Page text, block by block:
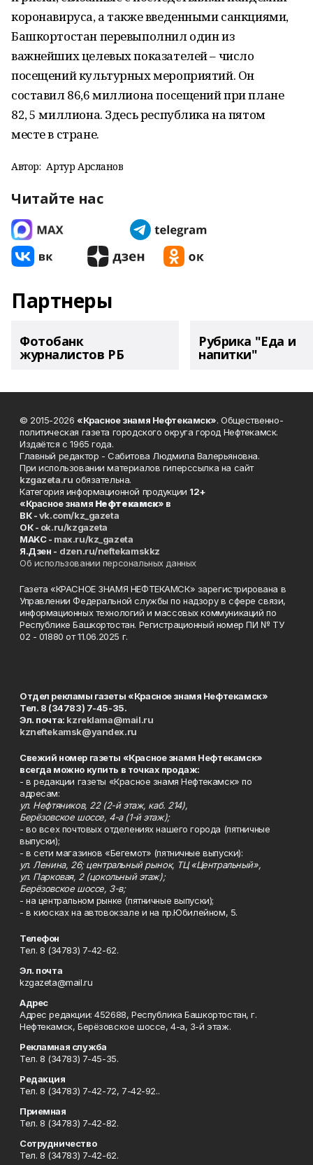
коронавируса, а также введенными санкциями,
Башкортостан перевыполнил один из
важнейших целевых показателей – число
посещений культурных мероприятий. Он
составил 86,6 миллиона посещений при плане
82, 5 миллиона. Здесь республика на пятом
месте в стране.
Автор: Артур Арсланов
Читайте нас
Партнеры
Фотобанк
журналистов РБ
Рубрика "Еда и
напитки"
© 2015-2026 «Красное знамя Нефтекамск». Общественно-
политическая газета городского округа город Нефтекамск.
Издаётся с 1965 года.
Главный редактор - Сабитова Людмила Валерьяновна.
При использовании материалов гиперссылка на сайт
kzgazeta.ru обязательна.
Категория информационной продукции 12+
«Красное знамя Нефтекамск» в
ВК -vk.com/kz_gazeta
ОК - ok.ru/kzgazeta
MAKC - max.ru/kz_gazeta
Я.Дзен - dzen.ru/neftekamskkz
Об использовании персональных данных
Газета «КРАСНОЕ ЗНАМЯ НЕФТЕКАМСК» зарегистрирована в
Управлении Федеральной службы по надзору в сфере связи,
информационных технологий и массовых коммуникаций по
Республике Башкортостан. Регистрационный номер ПИ № ТУ
02 - 01880 от 11.06.2025 г.
Отдел рекламы газеты «Красное знамя Нефтекамск»
Тел. 8 (34783) 7-45-35.
Эл. почта: kzreklama@mail.ru
kzneftekamsk@yandex.ru
Свежий номер газеты «Красное знамя Нефтекамск»
всегда можно купить в точках продаж:
- в редакции газеты «Красное знамя Нефтекамск» по
адресам:
ул. Нефтяников, 22 (2-й этаж, каб. 214),
Берёзовское шоссе, 4-а (1-й этаж);
- во всех почтовых отделениях нашего города (пятничные
выпуски);
- в сети магазинов «Бегемот» (пятничные выпуски):
ул. Ленина, 26; центральный рынок, ТЦ «Центральный»,
ул. Парковая, 2 (цокольный этаж);
Берёзовское шоссе, 3-в;
- на центральном рынке (пятничные выпуски);
- в киосках на автовокзале и на пр.Юбилейном, 5.
Телефон
Тел. 8 (34783) 7-42-62.
Эл. почта
kzgazeta@mail.ru
Адрес
Адрес редакции: 452688, Республика Башкортостан, г.
Нефтекамск, Берёзовское шоссе, 4-а, 3-й этаж.
Рекламная служба
Тел. 8 (34783) 7-45-35.
Редакция
Тел. 8 (34783) 7-42-72, 7-42-92..
Приемная
Тел. 8 (34783) 7-42-82.
Сотрудничество
Тел. 8 (34783) 7-42-62.